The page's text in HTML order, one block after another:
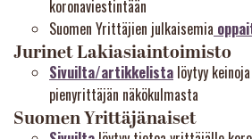
koronaviestintään
Suomen Yrittäjien julkaisemia
Jurinet Lakiasiaintoimisto
Sivuilta/artikkelista löytyy
pienyrittäjän näkökulmasta
Suomen Yrittäjänaiset